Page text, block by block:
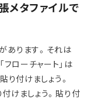
メタファイルで
あります。それは
フローチャート」は
付けましょう。
けましょう。貼り付